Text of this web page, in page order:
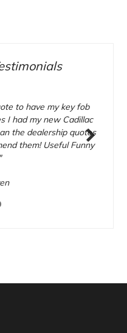
to have my key fob
I had my new Cadillac
the dealership quotes
them! Useful Funny
Next